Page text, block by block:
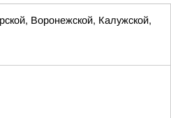
Воронежской, Калужской,